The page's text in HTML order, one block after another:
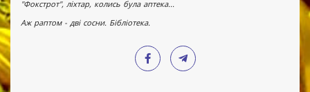
"Фокстрот", ліхтар, колись була аптека...
Аж раптом - дві сосни. Бібліотека.